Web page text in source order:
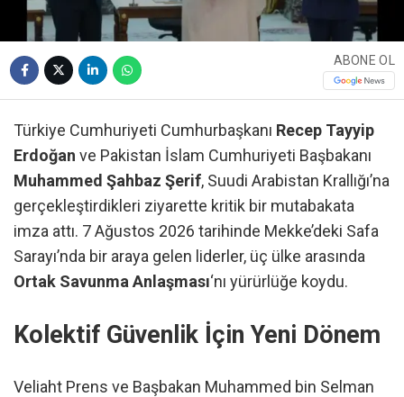
ABONE OL
Türkiye Cumhuriyeti Cumhurbaşkanı Recep Tayyip
Erdoğan ve Pakistan İslam Cumhuriyeti Başbakanı
Muhammed Şahbaz Şerif, Suudi Arabistan Krallığı’na
gerçekleştirdikleri ziyarette kritik bir mutabakata
imza attı. 7 Ağustos 2026 tarihinde Mekke’deki Safa
Sarayı’nda bir araya gelen liderler, üç ülke arasında
Ortak Savunma Anlaşması‘nı yürürlüğe koydu.
Kolektif Güvenlik İçin Yeni Dönem
Veliaht Prens ve Başbakan Muhammed bin Selman